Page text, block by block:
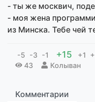
- ты же москвич,
- моя жена
из Минска. Тебе чей
-5 -3 -1 +15 +1
43
Колыван
Комментарии